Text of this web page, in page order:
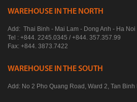
WAREHOUSE IN THE NORTH
Add: Thai Binh - Mai Lam - Dong Anh - Ha Noi
Tel : +844. 2245.0345 / +844. 357.357.99
Fax: +844. 3873.7422
WAREHOUSE IN THE SOUTH
Add: No 2 Pho Quang Road, Ward 2, Tan Binh